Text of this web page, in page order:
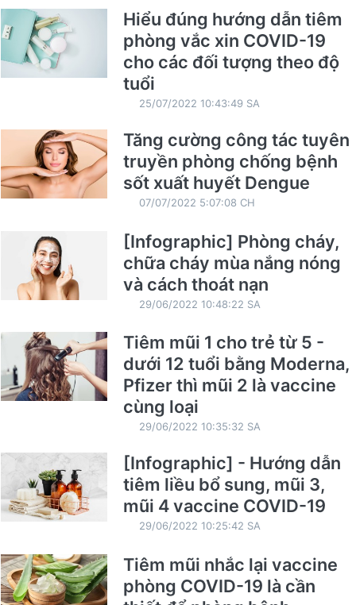
Hiểu đúng hướng dẫn tiêm
phòng vắc xin COVID-19
cho các đối tượng theo độ
tuổi
25/07/2022 10:43:49 SA
Tăng cường công tác tuyên
truyền phòng chống bệnh
sốt xuất huyết Dengue
07/07/2022 5:07:08 CH
[Infographic] Phòng cháy,
chữa cháy mùa nắng nóng
và cách thoát nạn
29/06/2022 10:48:22 SA
Tiêm mũi 1 cho trẻ từ 5 -
dưới 12 tuổi bằng Moderna,
Pfizer thì mũi 2 là vaccine
cùng loại
29/06/2022 10:35:32 SA
[Infographic] - Hướng dẫn
tiêm liều bổ sung, mũi 3,
mũi 4 vaccine COVID-19
29/06/2022 10:25:42 SA
Tiêm mũi nhắc lại vaccine
phòng COVID-19 là cần